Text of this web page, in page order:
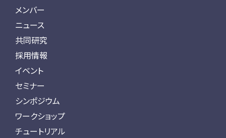
メンバー
ニュース
共同研究
採用情報
イベント
セミナー
シンポジウム
ワークショップ
チュートリアル